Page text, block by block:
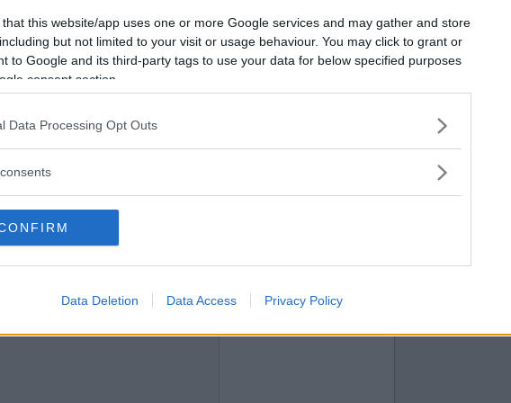
that this website/app uses one or more Google services and may gather and store
but not limited to your visit or usage behaviour. You may click to grant or
to Google and its third-party tags to use your data for below specified purposes
consent section.
Data Processing Opt Outs
Data Deletion Data Access Privacy Policy
att ha egna intressen och vara aktiva med
tillsammans och delar intressen.
sams och stunder har funnit till tvivel . Men det
idag. Hade hjälp av barnbarnen med att
Vill du bli
medlem?